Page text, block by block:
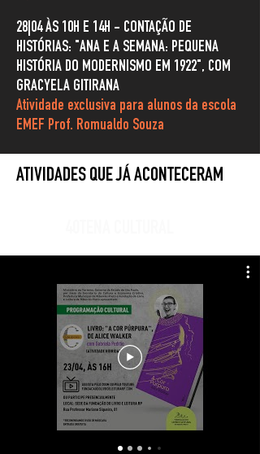
28|04 ÀS 10H E 14H - CONTAÇÃO DE
HISTÓRIAS: "ANA E A SEMANA: PEQUENA
HISTÓRIA DO MODERNISMO EM 1922", COM
GRACYELA GITIRANA
Atividade exclusiva para alunos da escola
EMEF Prof. Romualdo Souza
ATIVIDADES QUE JÁ ACONTECERAM